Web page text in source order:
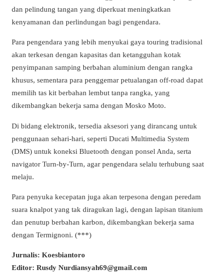
dan pelindung tangan yang diperkuat meningkatkan
kenyamanan dan perlindungan bagi pengendara.
Para pengendara yang lebih menyukai gaya touring tradisional
akan terkesan dengan kapasitas dan ketangguhan kotak
penyimpanan samping berbahan aluminium dengan rangka
khusus, sementara para penggemar petualangan off-road dapat
memilih tas kit berbahan lembut tanpa rangka, yang
dikembangkan bekerja sama dengan Mosko Moto.
Di bidang elektronik, tersedia aksesori yang dirancang untuk
penggunaan sehari-hari, seperti Ducati Multimedia System
(DMS) untuk koneksi Bluetooth dengan ponsel Anda, serta
navigator Turn-by-Turn, agar pengendara selalu terhubung saat
melaju.
Para penyuka kecepatan juga akan terpesona dengan peredam
suara knalpot yang tak diragukan lagi, dengan lapisan titanium
dan penutup berbahan karbon, dikembangkan bekerja sama
dengan Termignoni. (***)
Jurnalis: Koesbiantoro
Editor: Rusdy Nurdiansyah69@gmail.com